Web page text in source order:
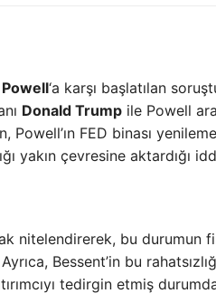
‘a karşı başlatılan
Donald Trump ile Powell
Powell’ın FED binası
yakın çevresine aktardığı
nitelendirerek, bu durumun
Bessent’in bu
tedirgin etmiş